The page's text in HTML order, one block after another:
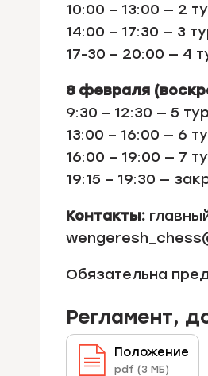
10:00 – 13:00 — 2
14:00 – 17:30 — 3
17-30 – 20:00 — 4
8 февраля
9:30 – 12:30 — 5 тур
13:00 – 16:00 — 6
16:00 – 19:00 — 7
19:15 – 19:30 —
Контакты:
Обязательна
Регламент,
Положение
pdf (3 МБ)